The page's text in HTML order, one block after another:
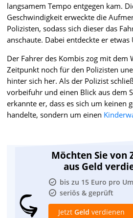
langsamem Tempo entgegen kam.
Geschwindigkeit erweckte die
Polizisten, sodass sich dieser das
anschaute. Dabei entdeckte er etwas
Der Fahrer des Kombis zog mit dem
Zeitpunkt noch für den Polizisten
hinter sich her. Als der Polizist
vorbeifuhr und einen Blick aus dem
erkannte er, dass es sich um keinen
handelte, sondern um einen
Möchten Sie von
aus Geld
bis zu 15 Euro pro
seriös & geprüft
Jetzt Geld verdienen